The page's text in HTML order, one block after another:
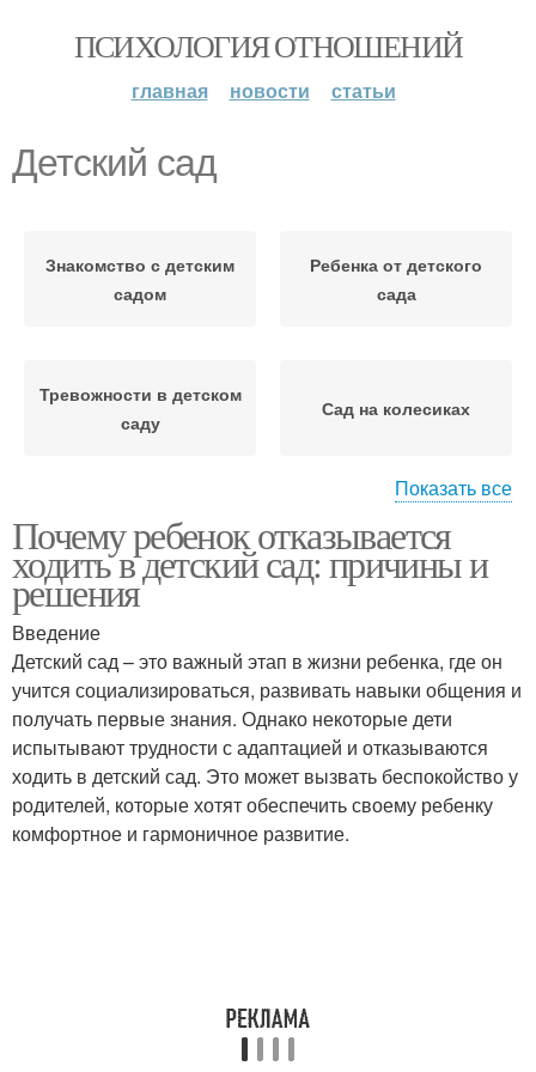
ПСИХОЛОГИЯ ОТНОШЕНИЙ
главная новости статьи
Детский сад
Знакомство с детским
садом
Ребенка от детского
сада
Тревожности в детском
саду
Сад на колесиках
Пат в детском саду Сад по работе
Адаптации к детскому
саду
Стресс из-за детского
сада
Отказ от детского сада Питания в детском саду
Показать все
Почему ребенок отказывается
ходить в детский сад: причины и
решения
Введение
Детский сад – это важный этап в жизни ребенка, где он
учится социализироваться, развивать навыки общения и
получать первые знания. Однако некоторые дети
испытывают трудности с адаптацией и отказываются
ходить в детский сад. Это может вызвать беспокойство у
родителей, которые хотят обеспечить своему ребенку
комфортное и гармоничное развитие.